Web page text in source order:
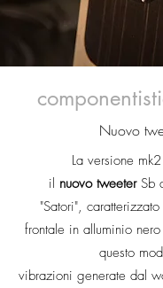
Nuovo
La versione
il nuovotweeter Sb
"Satori",
frontale in alluminio
questo
vibrazioni generate dal